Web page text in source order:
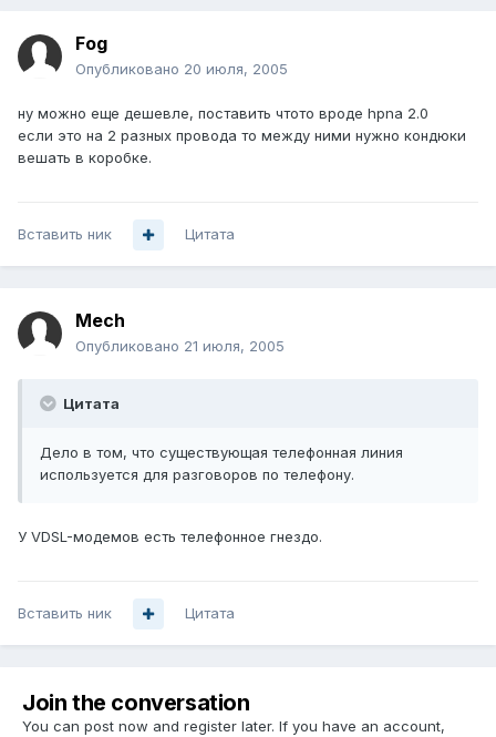
Fog
Опубликовано 20 июля, 2005
ну можно еще дешевле, поставить чтото вроде hpna 2.0
если это на 2 разных провода то между ними нужно кондюки
вешать в коробке.
Вставить ник Цитата
Mech
Опубликовано 21 июля, 2005
Цитата
Дело в том, что существующая телефонная линия
используется для разговоров по телефону.
У VDSL-модемов есть телефонное гнездо.
Вставить ник Цитата
Join the conversation
You can post now and register later. If you have an account,